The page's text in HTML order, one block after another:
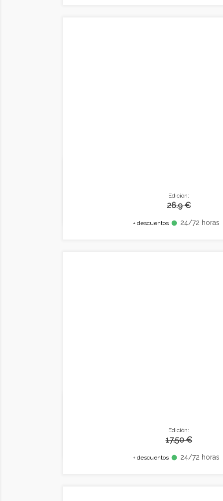
Edición:
26.9 €
+ descuentos fiber_manual_record 24/72 horas
Edición:
17.50 €
+ descuentos fiber_manual_record 24/72 horas